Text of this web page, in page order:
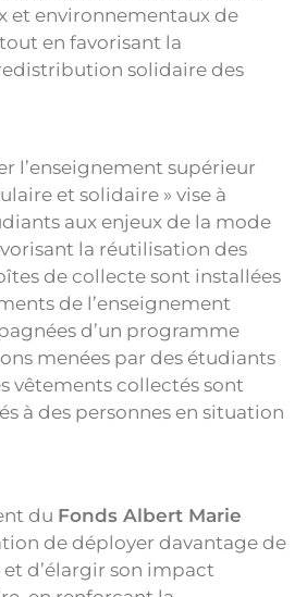
et environnementaux de
en favorisant la
solidaire des
l’enseignement supérieur
et solidaire » vise à
aux enjeux de la mode
la réutilisation des
de collecte sont installées
de l’enseignement
d’un programme
menées par des étudiants
vêtements collectés sont
à des personnes en situation
du Fonds Albert Marie
de déployer davantage de
d’élargir son impact